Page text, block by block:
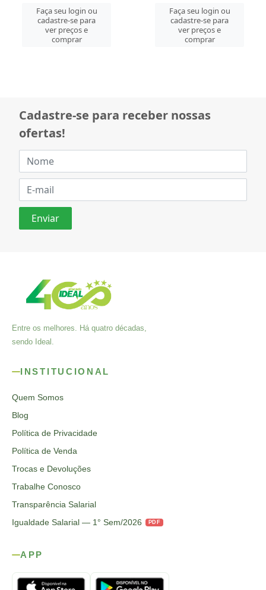
Faça seu login ou
cadastre-se para
ver preços e
comprar
Faça seu login ou
cadastre-se para
ver preços e
comprar
Cadastre-se para receber nossas
ofertas!
Entre os melhores. Há quatro décadas,
sendo Ideal.
INSTITUCIONAL
Quem Somos
Blog
Política de Privacidade
Política de Venda
Trocas e Devoluções
Trabalhe Conosco
Transparência Salarial
Igualdade Salarial — 1° Sem/2026
PDF
APP